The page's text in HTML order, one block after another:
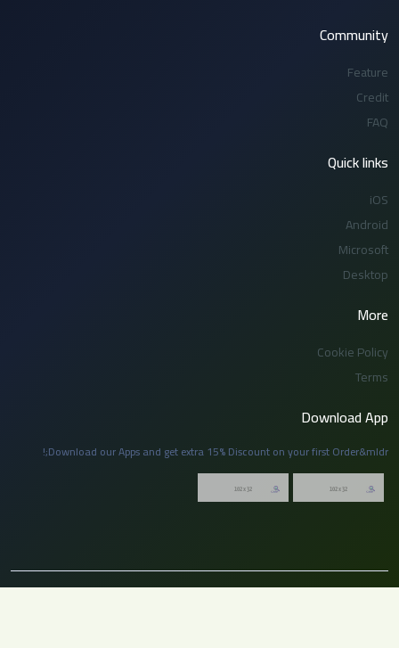
Community
Feature
Credit
FAQ
Quick links
iOS
Android
Microsoft
Desktop
More
Cookie Policy
Terms
Download App
Download our Apps and get extra 15% Discount on your first Order&mldr;!